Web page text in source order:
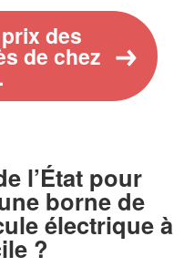
des
de chez
l’État pour
borne de
électrique à
?